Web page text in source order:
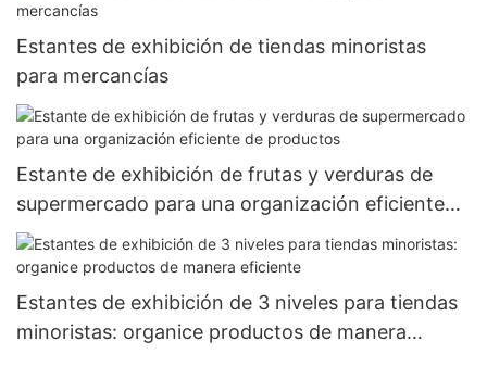
Estantes de exhibición de tiendas minoristas
para mercancías
Estante de exhibición de frutas y verduras de
supermercado para una organización eficiente
de productos
Estantes de exhibición de 3 niveles para tiendas
minoristas: organice productos de manera